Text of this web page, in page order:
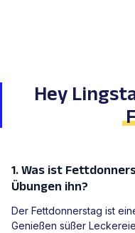
Hey
1. Was ist
Übungen ihn?
Der Fettdonnerstag ist
Genießen süßer